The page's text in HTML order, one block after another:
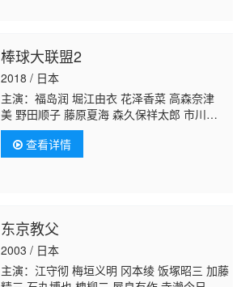
晃 石波义人 桧山修之 石冢坚 伊东美弥子 藤
卷惠理子 小野健一 雪野五月 日野由利加 佐久
间玲 川崎惠理子 石冢理惠 町井美纪 长嶝高
士 中博史
棒球大联盟2
2018 / 日本
主演：福岛润 堀江由衣 花泽香菜 高森奈津
美 野田顺子 藤原夏海 森久保祥太郎 市川太
一 草尾毅 森田成一 咲野俊介
伸太郎 森训久 并木伸一 笹本优子 西山宏太朗
查看详情
东京教父
2003 / 日本
主演：江守彻 梅垣义明 冈本绫 饭塚昭三 加藤